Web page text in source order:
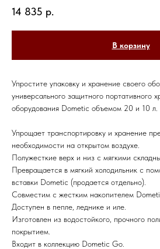
14 835 р.
В корзину
Упростите упаковку и хранение своего
универсального защитного портативного
оборудования Dometic объемом 20 и 10 л.
Упрощает транспортировку и хранение
необходимости на открытом воздухе.
Полужесткие верх и низ с мягкими
Превращается в мягкий холодильник с
вставки Dometic (продается отдельно).
Совместим с жестким накопителем
Доступен в пепле, леднике и иле.
Изготовлен из водостойкого, прочного
покрытием.
Входит в коллекцию Dometic Go.